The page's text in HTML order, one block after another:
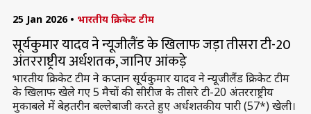
25 Jan 2026 • भारतीय क्रिकेट टीम
सूर्यकुमार यादव ने न्यूजीलैंड के खिलाफ जड़ा तीसरा टी-20
अंतरराष्ट्रीय अर्धशतक, जानिए आंकड़े
भारतीय क्रिकेट टीम ने कप्तान सूर्यकुमार यादव ने न्यूजीलैंड क्रिकेट टीम
के खिलाफ खेले गए 5 मैचों की सीरीज के तीसरे टी-20 अंतरराष्ट्रीय
मुकाबले में बेहतरीन बल्लेबाजी करते हुए अर्धशतकीय पारी (57*) खेली।